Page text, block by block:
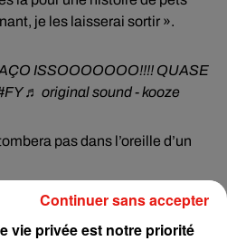
je les laisserai sortir ».
ISSOOOOOOO!!!! QUASE
♬ original sound - kooze
pas dans l’oreille d’un
vie privée est notre priorité
Continuer sans accepter